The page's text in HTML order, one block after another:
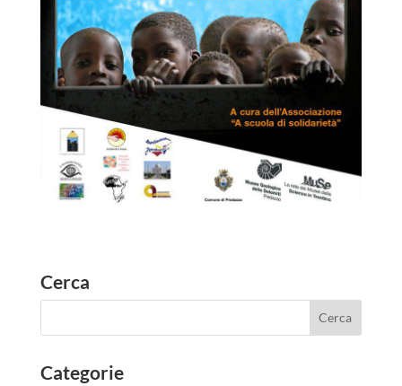
Cerca
Categorie